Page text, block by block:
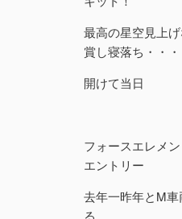
最高の星空見上
賞し寝落ち・・・
開けて当日
フォースエレメ
エントリー
去年一昨年とM
る